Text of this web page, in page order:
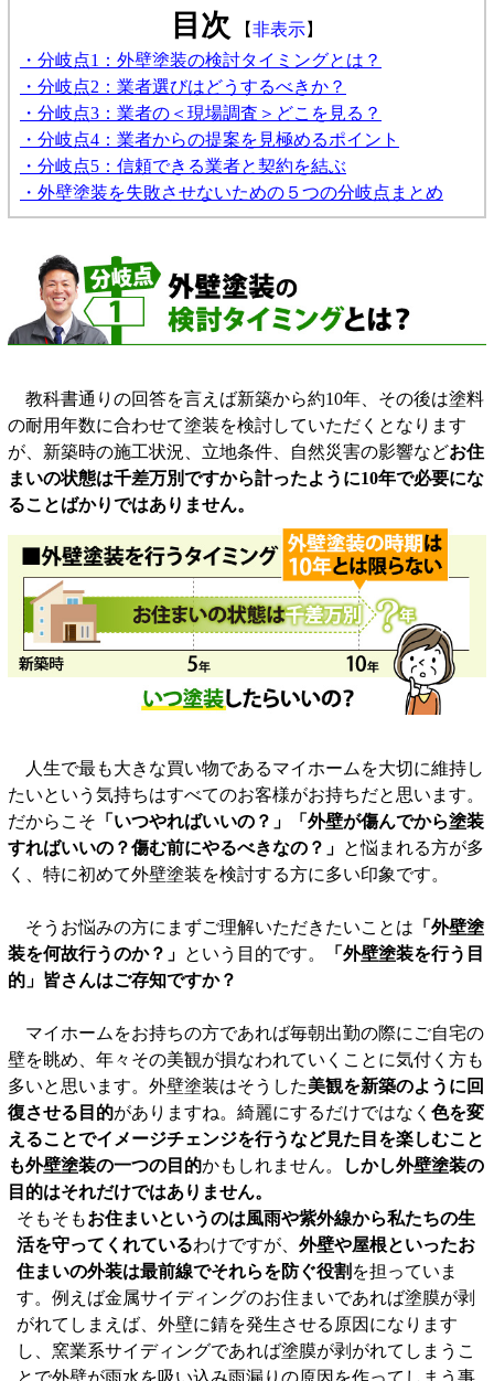
目次 【非表示】
・分岐点1：外壁塗装の検討タイミングとは？
・分岐点2：業者選びはどうするべきか？
・分岐点3：業者の＜現場調査＞どこを見る？
・分岐点4：業者からの提案を見極めるポイント
・分岐点5：信頼できる業者と契約を結ぶ
・外壁塗装を失敗させないための５つの分岐点まとめ
教科書通りの回答を言えば新築から約10年、その後は塗料
の耐用年数に合わせて塗装を検討していただくとなります
が、新築時の施工状況、立地条件、自然災害の影響などお住
まいの状態は千差万別ですから計ったように10年で必要にな
ることばかりではありません。
人生で最も大きな買い物であるマイホームを大切に維持し
たいという気持ちはすべてのお客様がお持ちだと思います。
だからこそ 「いつやればいいの？」「外壁が傷んでから塗装
すればいいの？傷む前にやるべきなの？」 と悩まれる方が多
く、特に初めて外壁塗装を検討する方に多い印象です。
そうお悩みの方にまずご理解いただきたいことは 「外壁塗
装を何故行うのか？」 という目的です。
「外壁塗装を行う目
的」皆さんはご存知ですか？
マイホームをお持ちの方であれば毎朝出勤の際にご自宅の
壁を眺め、年々その美観が損なわれていくことに気付く方も
多いと思います。外壁塗装はそうした美観を新築のように回
復させる目的がありますね。綺麗にするだけではなく 色を変
えることでイメージチェンジを行うなど見た目を楽しむこと
も外壁塗装の一つの目的かもしれません。
しかし外壁塗装の
目的はそれだけではありません。
そもそもお住まいというのは風雨や紫外線から私たちの生
活を守ってくれているわけですが、 外壁や屋根といったお
住まいの外装は最前線でそれらを防ぐ役割 を担っていま
す。例えば金属サイディングのお住まいであれば塗膜が剥
がれてしまえば、外壁に錆を発生させる原因になります
し、窯業系サイディングであれば塗膜が剥がれてしまうこ
とで外壁が雨水を吸い込み雨漏りの原因を作ってしまう事